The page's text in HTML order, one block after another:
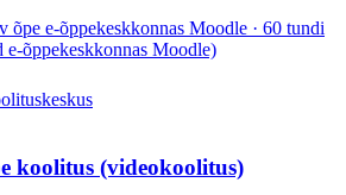
õpe e-õppekeskkonnas Moodle · 60 tundi
e-õppekeskkonnas Moodle)
koolitus (videokoolitus)